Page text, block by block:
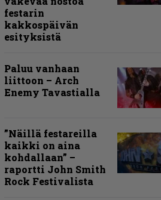
festarin
kakkospäivän
esityksistä
Paluu vanhaan
liittoon – Arch
Enemy Tavastialla
”Näillä festareilla
kaikki on aina
kohdallaan” –
raportti John Smith
Rock Festivalista